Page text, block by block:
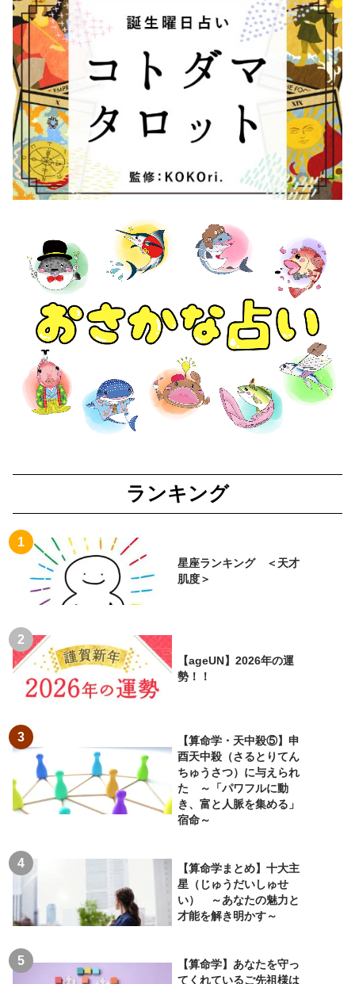
ランキング
星座ランキング ＜天才
肌度＞
【ageUN】2026年の運
勢！！
【算命学・天中殺⑤】申
酉天中殺（さるとりてん
ちゅうさつ）に与えられ
た ～「パワフルに動
き、富と人脈を集める」
宿命～
【算命学まとめ】十大主
星（じゅうだいしゅせ
い） ～あなたの魅力と
才能を解き明かす～
【算命学】あなたを守っ
てくれているご先祖様は